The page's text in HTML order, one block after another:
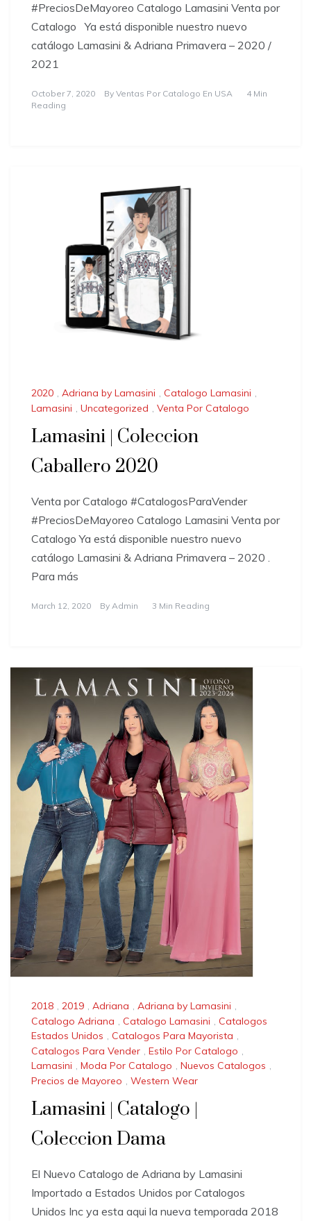
#PreciosDeMayoreo Catalogo Lamasini Venta por
Catalogo Ya está disponible nuestro nuevo
catálogo Lamasini & Adriana Primavera – 2020 /
2021
October 7, 2020 By Ventas Por Catalogo En USA
4 Min
Reading
2020 , Adriana by Lamasini , Catalogo Lamasini ,
Lamasini , Uncategorized , Venta Por Catalogo
Lamasini | Coleccion
Caballero 2020
Venta por Catalogo #CatalogosParaVender
#PreciosDeMayoreo Catalogo Lamasini Venta por
Catalogo Ya está disponible nuestro nuevo
catálogo Lamasini & Adriana Primavera – 2020 .
Para más
March 12, 2020 By Admin 3 Min Reading
2018 , 2019 , Adriana , Adriana by Lamasini ,
Catalogo Adriana , Catalogo Lamasini , Catalogos
Estados Unidos , Catalogos Para Mayorista ,
Catalogos Para Vender , Estilo Por Catalogo ,
Lamasini , Moda Por Catalogo , Nuevos Catalogos ,
Precios de Mayoreo , Western Wear
Lamasini | Catalogo |
Coleccion Dama
El Nuevo Catalogo de Adriana by Lamasini
Importado a Estados Unidos por Catalogos
Unidos Inc ya esta aqui la nueva temporada 2018